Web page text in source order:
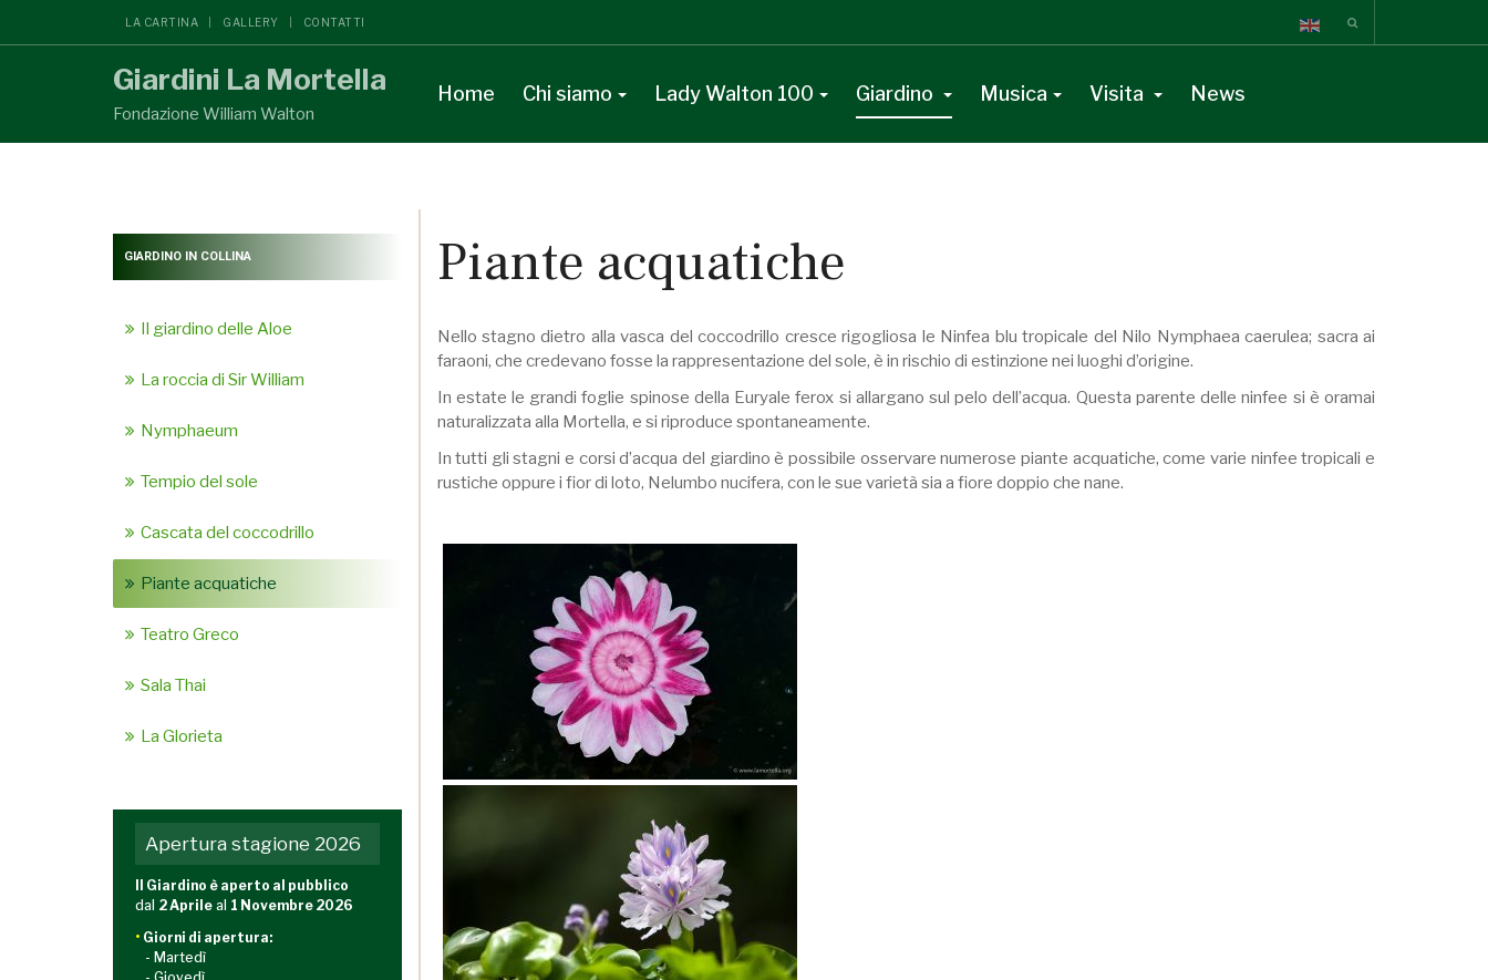
LA CARTINA GALLERY CONTATTI
Giardini La Mortella
Fondazione William Walton
Home Chi siamo Lady Walton 100 Giardino Musica Visita News
Piante acquatiche
Nello stagno dietro alla vasca del coccodrillo cresce rigogliosa le Ninfea blu tropicale del Nilo Nymphaea caerulea; sacra ai
faraoni, che credevano fosse la rappresentazione del sole, è in rischio di estinzione nei luoghi d’origine.
In estate le grandi foglie spinose della Euryale ferox si allargano sul pelo dell’acqua. Questa parente delle ninfee si è oramai
naturalizzata alla Mortella, e si riproduce spontaneamente.
In tutti gli stagni e corsi d’acqua del giardino è possibile osservare numerose piante acquatiche, come varie ninfee tropicali e
rustiche oppure i fior di loto, Nelumbo nucifera, con le sue varietà sia a fiore doppio che nane.
GIARDINO IN COLLINA
Il giardino delle Aloe
La roccia di Sir William
Nymphaeum
Tempio del sole
Cascata del coccodrillo
Piante acquatiche
Teatro Greco
Sala Thai
La Glorieta
Apertura stagione 2026
Il Giardino è aperto al pubblico
dal 2 Aprile al 1 Novembre 2026
• Giorni di apertura:
- Martedì